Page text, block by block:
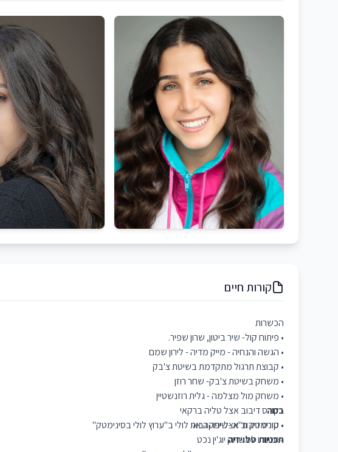
קורות חיים
הכשרות
• פיתוח קול- שיר ביטון, שרון שפיר.
• הגשה והנחיה - מייק מדיה - לירון שמם
• קבוצת תרגול מתקדמת בשיטת צ'בק
• משחק בשיטת צ'בק- שחר רוזן
• משחק מול מצלמה - גלית רוזנשטיין
• קורס דיבוב אצל טליה ברקאי
• קורס דיבוב אצל יפה גבאי
• סטודיו למשחק יוג'ין נכט
במה
• סינימטק ת"א -שיחקה את לולי ב"ערוץ לולי בסינימטק"
תכניות טלויזיה